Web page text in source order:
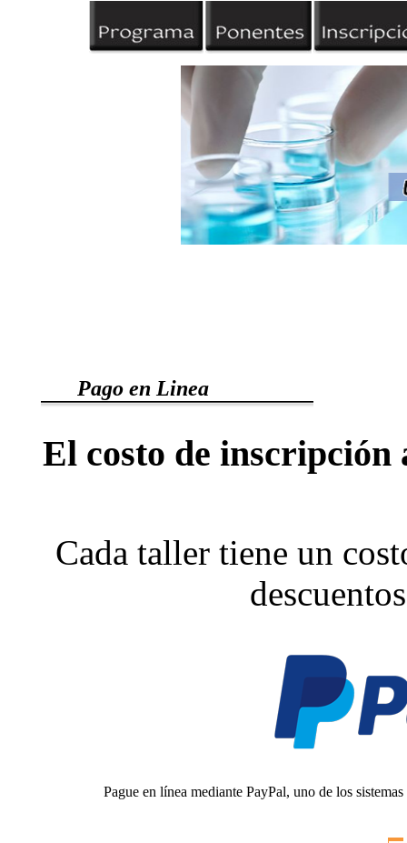
Pago en Linea
El costo de inscripción
Cada taller tiene un
Pague en línea mediante PayPal, uno de los